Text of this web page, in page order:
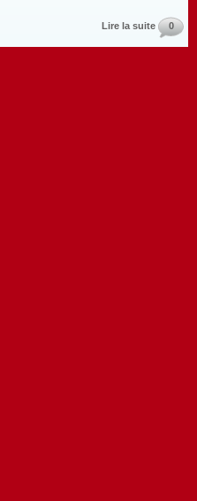
Lire la suite 0